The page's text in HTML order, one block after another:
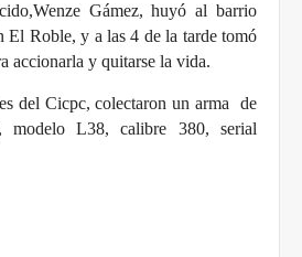
Wenze Gámez, huyó al barrio
El Roble, y a las 4 de la tarde tomó
accionarla y quitarse la vida.
del Cicpc, colectaron un arma
de
modelo L38, calibre 380, serial